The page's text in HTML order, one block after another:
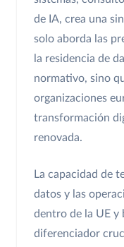
de IA, crea una
solo aborda las
la residencia de
normativo, sino
organizaciones
transformación
renovada.
La capacidad de
datos y las
dentro de la UE y
diferenciador